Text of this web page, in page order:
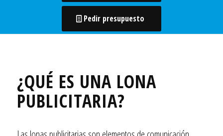
Pedir presupuesto
¿QUÉ ES UNA LONA
PUBLICITARIA?